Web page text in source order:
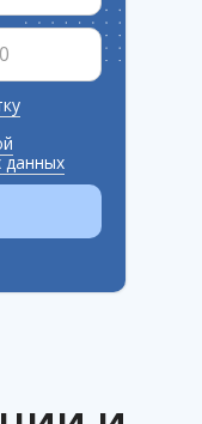
данных